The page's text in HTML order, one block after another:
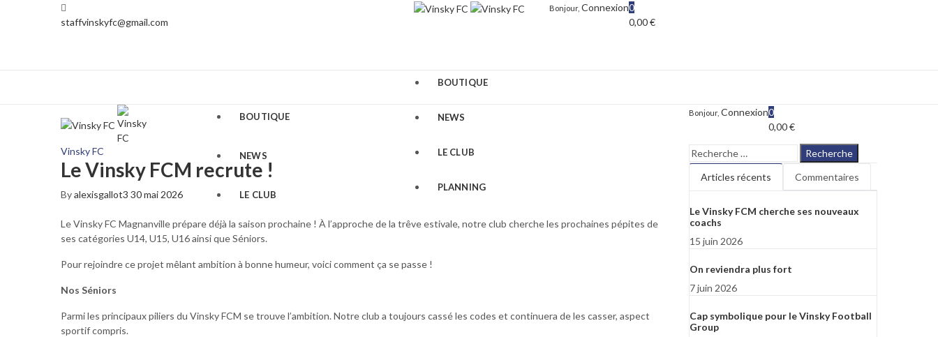
staffvinskyfc@gmail.com
Bonjour, Connexion0
0,00€
BOUTIQUE
NEWS
LE CLUB
PLANNING
EQUIPEMENTS
BOUTIQUE
NEWS
LE CLUB
PLANNING
STAGES
Bonjour, Connexion0
0,00€
Vinsky FC
Le Vinsky FCM recrute !
Byalexisgallot3 30 mai 2026
Le Vinsky FC Magnanville prépare déjà la saison prochaine ! À l’approche de la trêve estivale, notre club cherche les prochaines pépites de
ses catégories U14, U15, U16 ainsi que Séniors.
Pour rejoindre ce projet mêlant ambition à bonne humeur, voici comment ça se passe !
Nos Séniors
Parmi les principaux piliers du Vinsky FCM se trouve l’ambition. Notre club a toujours cassé les codes et continuera de les casser, aspect
sportif compris.
Recherche
Articles récents
Commentaires
Le Vinsky FCM cherche ses nouveaux
coachs
15 juin 2026
On reviendra plus fort
7 juin 2026
Cap symbolique pour le Vinsky Football
Group